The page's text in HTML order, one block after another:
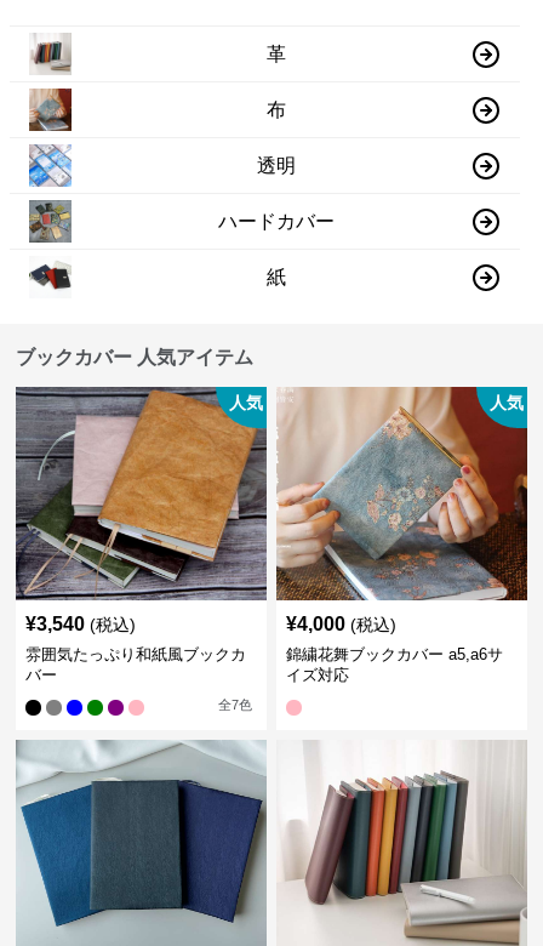
革
布
透明
ハードカバー
紙
ブックカバー 人気アイテム
人気
¥3,540 (税込)
雰囲気たっぷり和紙風ブックカ
バー
全7色
人気
¥4,000 (税込)
錦繍花舞ブックカバー a5,a6サ
イズ対応